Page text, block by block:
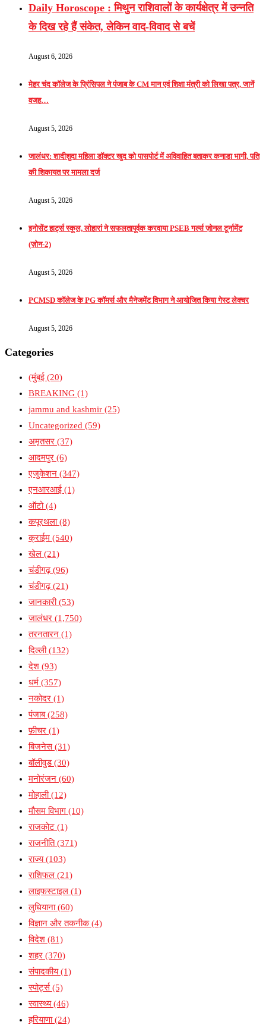
Daily Horoscope : मिथुन राशिवालों के कार्यक्षेत्र में उन्नति
के दिख रहे हैं संकेत, लेकिन वाद-विवाद से बचें
August 6, 2026
मेहर चंद कॉलेज के प्रिंसिपल ने पंजाब के CM मान एवं शिक्षा मंत्री को लिखा पत्र, जानें
वजह…
August 5, 2026
जालंधर: शादीशुदा महिला डॉक्टर खुद को पासपोर्ट में अविवाहित बताकर कनाडा भागी, पति
की शिकायत पर मामला दर्ज
August 5, 2026
इनोसेंट हार्ट्स स्कूल, लोहारां ने सफलतापूर्वक करवाया PSEB गर्ल्स ज़ोनल टूर्नामेंट
(ज़ोन-2)
August 5, 2026
PCMSD कॉलेज के PG कॉमर्स और मैनेजमेंट विभाग ने आयोजित किया गेस्ट लेक्चर
August 5, 2026
Categories
(मुंबई (20)
BREAKING (1)
jammu and kashmir (25)
Uncategorized (59)
अमृतसर (37)
आदमपुर (6)
एजुकेशन (347)
एनआरआई (1)
ऑटो(4)
कपूरथला(8)
क्राईम (540)
खेल (21)
चंडीगढ़(96)
चंडीगढ़(21)
जानकारी(53)
जालंधर (1,750)
तरनतारन (1)
दिल्ली(132)
देश (93)
धर्म (357)
नकोदर (1)
पंजाब(258)
फ़ीचर (1)
बिजनेस(31)
बॉलीवुड(30)
मनोरंजन (60)
मोहाली(12)
मौसम विभाग (10)
राजकोट (1)
राजनीति(371)
राज्य(103)
राशिफल (21)
लाइफस्टाइल (1)
लुधियाना(60)
विज्ञान और तकनीक(4)
विदेश (81)
शहर (370)
संपादकीय(1)
स्पोर्ट्स(5)
स्वास्थ्य(46)
हरियाणा(24)